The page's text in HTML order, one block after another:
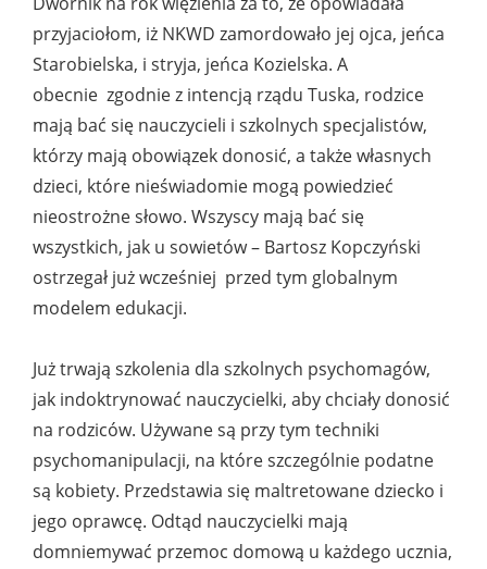
przyjaciołom, iż NKWD zamordowało jej ojca, jeńca
Starobielska, i stryja, jeńca Kozielska. A
obecnie zgodnie z intencją rządu Tuska, rodzice
mają bać się nauczycieli i szkolnych specjalistów,
którzy mają obowiązek donosić, a także własnych
dzieci, które nieświadomie mogą powiedzieć
nieostrożne słowo. Wszyscy mają bać się
wszystkich, jak u sowietów – Bartosz Kopczyński
ostrzegał już wcześniej przed tym globalnym
modelem edukacji.
Już trwają szkolenia dla szkolnych psychomagów,
jak indoktrynować nauczycielki, aby chciały donosić
na rodziców. Używane są przy tym techniki
psychomanipulacji, na które szczególnie podatne
są kobiety. Przedstawia się maltretowane dziecko i
jego oprawcę. Odtąd nauczycielki mają
domniemywać przemoc domową u każdego ucznia,